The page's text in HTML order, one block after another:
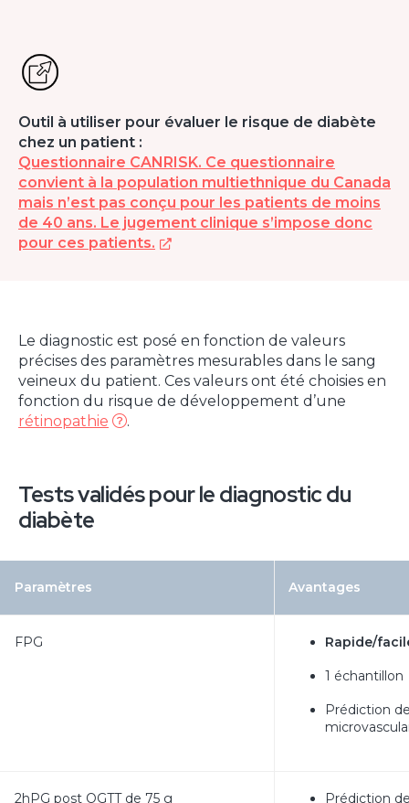
Outil à utiliser pour évaluer le risque de diabète
chez un patient :
Questionnaire CANRISK. Ce questionnaire
convient à la population multiethnique du Canada
mais n’est pas conçu pour les patients de moins
de 40 ans. Le jugement clinique s’impose donc
pour ces patients.
Le diagnostic est posé en fonction de valeurs
précises des paramètres mesurables dans le sang
veineux du patient. Ces valeurs ont été choisies en
fonction du risque de développement d’une
rétinopathie
.
Tests validés pour le diagnostic du
diabète
Paramètres Avantages
FPG Rapide/
1 échantillon
Prédiction
2hPG post OGTT de 75 g Prédiction